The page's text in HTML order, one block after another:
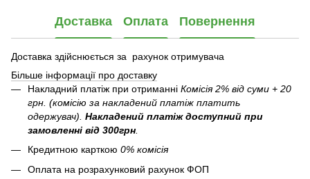
Доставка Оплата Повернення
Доставка здійснюється за рахунок отримувача
Більше інформації про доставку
Накладний платіж при отриманні Комісія 2% від суми + 20
грн. (комісію за накладений платіж платить
одержувач). Накладений платіж доступний при
замовленні від 300грн
Кредитною карткою 0% комісія
Оплата на розрахунковий рахунок ФОП